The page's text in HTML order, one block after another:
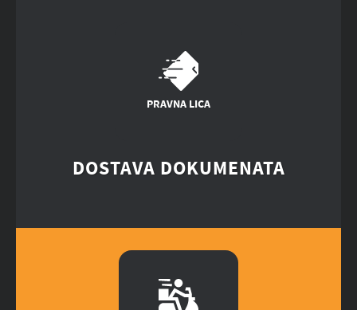
PRAVNA LICA
DOSTAVA DOKUMENATA